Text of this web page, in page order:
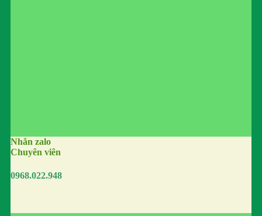
Nhắn zalo
Chuyên viên
0968.022.948